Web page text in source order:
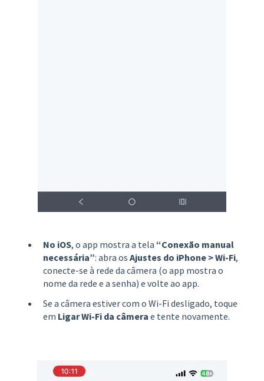
No iOS, o app mostra a tela “Conexão manual
necessária”: abra os Ajustes do iPhone > Wi-Fi,
conecte-se à rede da câmera (o app mostra o
nome da rede e a senha) e volte ao app.
Se a câmera estiver com o Wi-Fi desligado, toque
em Ligar Wi-Fi da câmera e tente novamente.